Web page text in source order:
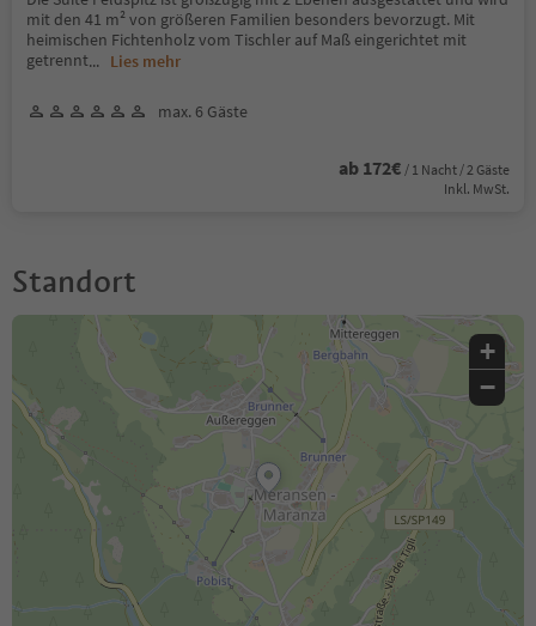
mit den 41 m² von größeren Familien besonders bevorzugt. Mit
heimischen Fichtenholz vom Tischler auf Maß eingerichtet mit
getrennt... Lies mehr
max. 6 Gäste
ab 172€ / 1 Nacht / 2 Gäste
Inkl. MwSt.
Standort
+
−